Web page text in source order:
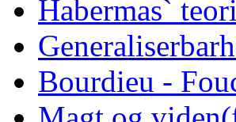
Habermas`
Bourdieu -